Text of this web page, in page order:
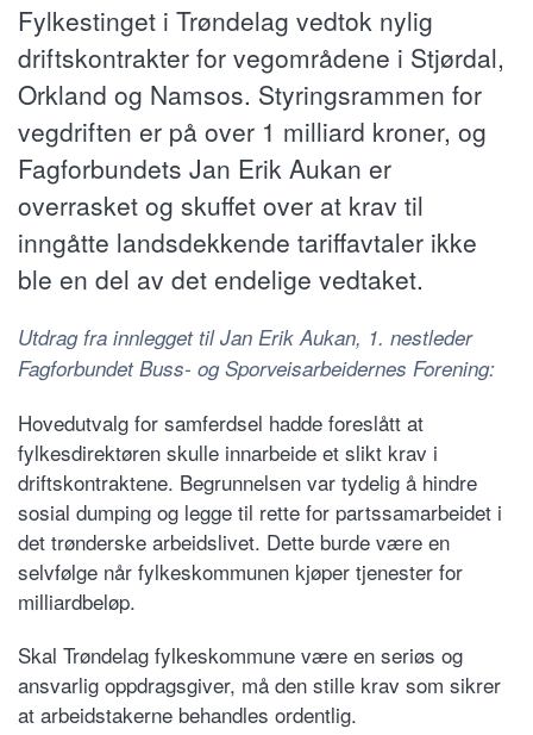
Fylkestinget i Trøndelag vedtok nylig
driftskontrakter for vegområdene i Stjørdal,
Orkland og Namsos. Styringsrammen for
vegdriften er på over 1 milliard kroner, og
Fagforbundets Jan Erik Aukan er
overrasket og skuffet over at krav til
inngåtte landsdekkende tariffavtaler ikke
ble en del av det endelige vedtaket.
Utdrag fra innlegget til Jan Erik Aukan, 1. nestleder
Fagforbundet Buss- og Sporveisarbeidernes Forening:
Hovedutvalg for samferdsel hadde foreslått at
fylkesdirektøren skulle innarbeide et slikt krav i
driftskontraktene. Begrunnelsen var tydelig å hindre
sosial dumping og legge til rette for partssamarbeidet i
det trønderske arbeidslivet. Dette burde være en
selvfølge når fylkeskommunen kjøper tjenester for
milliardbeløp.
Skal Trøndelag fylkeskommune være en seriøs og
ansvarlig oppdragsgiver, må den stille krav som sikrer
at arbeidstakerne behandles ordentlig.